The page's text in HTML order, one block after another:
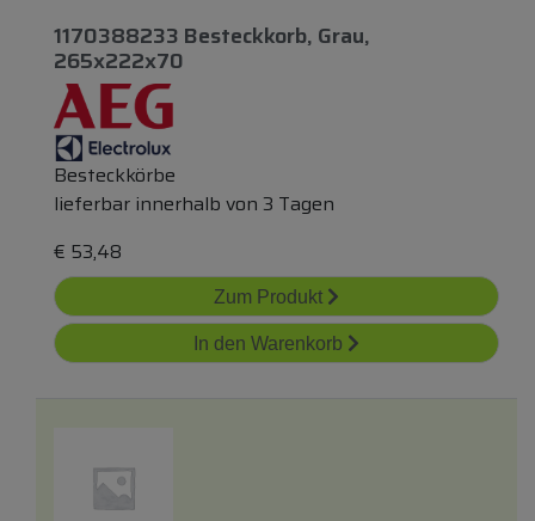
1170388233 Besteckkorb, Grau,
265x222x70
Besteckkörbe
lieferbar innerhalb von 3 Tagen
€ 53,48
Zum Produkt
In den Warenkorb